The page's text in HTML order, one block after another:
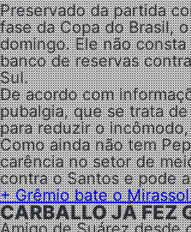
Preservado da partida
fase da Copa do Brasil,
domingo. Ele não consta
banco de reservas
Sul.
De acordo com
pubalgia, que se trata
para reduzir o
Como ainda não tem
carência no setor de
contra o Santos e pode
+ Grêmio bate o
CARBALLO JÁ FEZ